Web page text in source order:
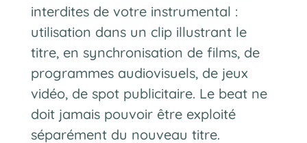
interdites de votre instrumental :
utilisation dans un clip illustrant le
titre, en synchronisation de films, de
programmes audiovisuels, de jeux
vidéo, de spot publicitaire. Le beat ne
doit jamais pouvoir être exploité
séparément du nouveau titre.